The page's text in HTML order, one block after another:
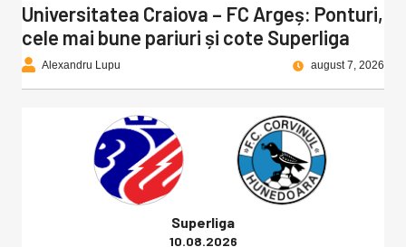
Universitatea Craiova – FC Argeș: Ponturi,
cele mai bune pariuri și cote Superliga
Alexandru Lupu august 7, 2026
Superliga
10.08.2026